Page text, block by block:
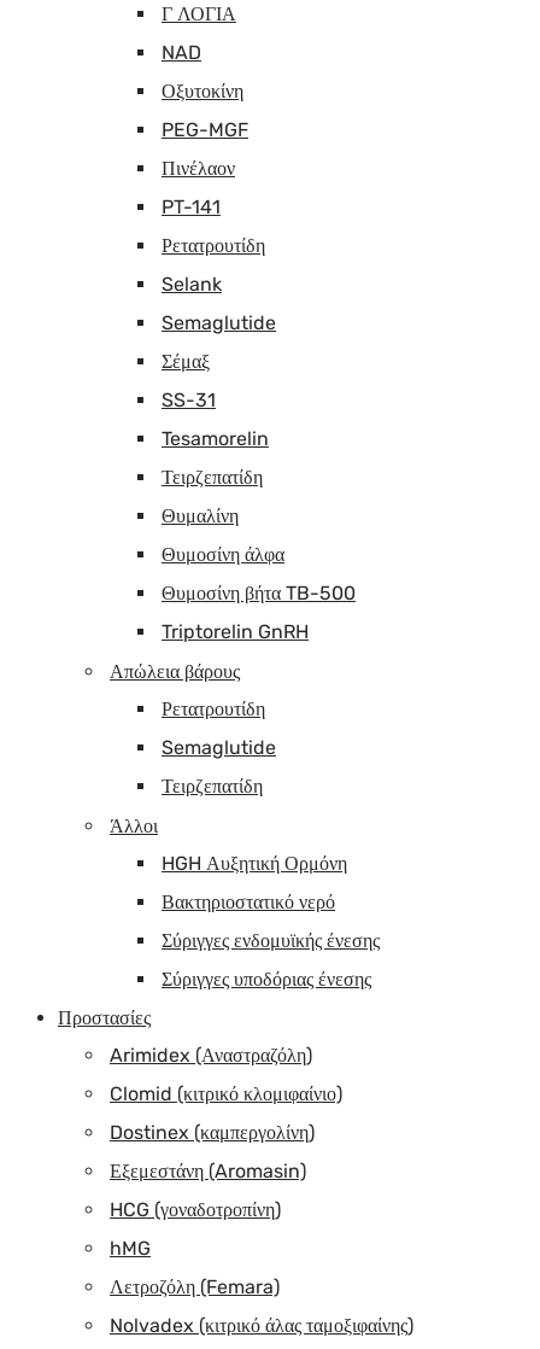
Γ ΛΟΓΙΑ
NAD
Οξυτοκίνη
PEG-MGF
Πινέλαον
PT-141
Ρετατρουτίδη
Selank
Semaglutide
Σέμαξ
SS-31
Tesamorelin
Τειρζεπατίδη
Θυμαλίνη
Θυμοσίνη άλφα
Θυμοσίνη βήτα TB-500
Triptorelin GnRH
Απώλεια βάρους
Ρετατρουτίδη
Semaglutide
Τειρζεπατίδη
Άλλοι
HGH Αυξητική Ορμόνη
Βακτηριοστατικό νερό
Σύριγγες ενδομυϊκής ένεσης
Σύριγγες υποδόριας ένεσης
Προστασίες
Arimidex (Αναστραζόλη)
Clomid (κιτρικό κλομιφαίνιο)
Dostinex (καμπεργολίνη)
Εξεμεστάνη (Aromasin)
HCG (γοναδοτροπίνη)
hMG
Λετροζόλη (Femara)
Nolvadex (κιτρικό άλας ταμοξιφαίνης)